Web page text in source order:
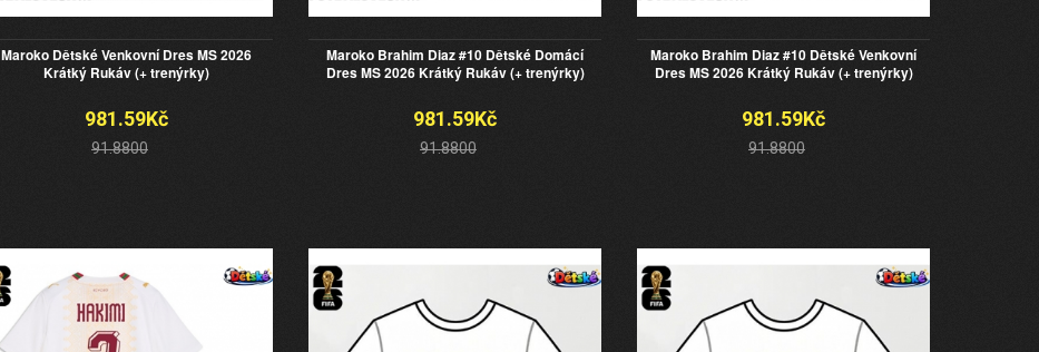
Maroko Dětské Venkovní Dres MS 2026
Krátký Rukáv (+ trenýrky)
981.59Kč
91.8800
Maroko Brahim Diaz #10 Dětské Domácí
Dres MS 2026 Krátký Rukáv (+ trenýrky)
981.59Kč
91.8800
Maroko Brahim Diaz #10 Dětské Venkovní
Dres MS 2026 Krátký Rukáv (+ trenýrky)
981.59Kč
91.8800